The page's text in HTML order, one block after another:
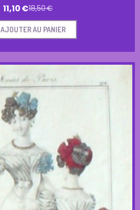
11,10€18,50€
AJOUTER AU PANIER